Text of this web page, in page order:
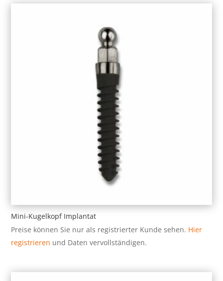
Mini-Kugelkopf Implantat
Preise können Sie nur als registrierter Kunde sehen. Hier
registrieren und Daten vervollständigen.